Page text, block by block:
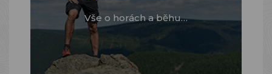
Vše o horách a běhu…